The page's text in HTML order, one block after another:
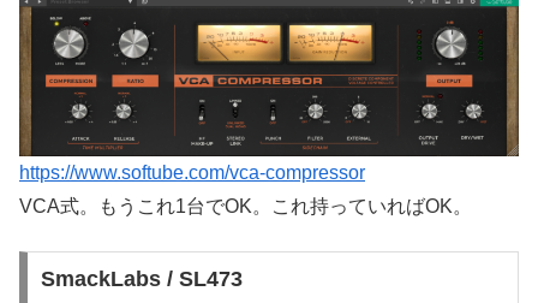
https://www.softube.com/vca-compressor
VCA式。もうこれ1台でOK。これ持っていればOK。
SmackLabs / SL473